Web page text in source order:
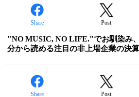
Share Post
"NO MUSIC, NO LIFE."でお馴染み
分から読める注目の非上場企業の決
Share Post